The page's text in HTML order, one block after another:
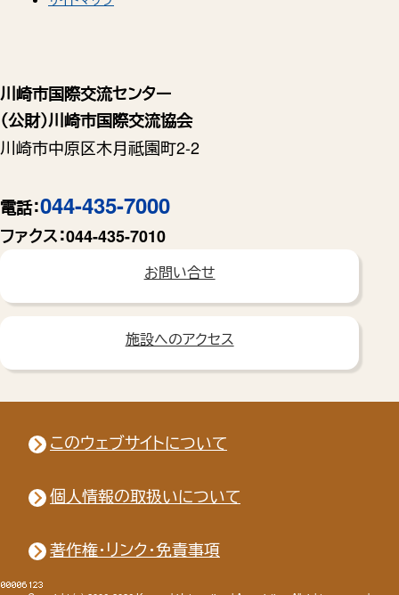
川崎市国際交流センター
（公財）川崎市国際交流協会
川崎市中原区木月祗園町2-2
電話：044-435-7000
ファクス：044-435-7010
お問い合せ
施設へのアクセス
このウェブサイトについて
個人情報の取扱いについて
著作権・リンク・免責事項